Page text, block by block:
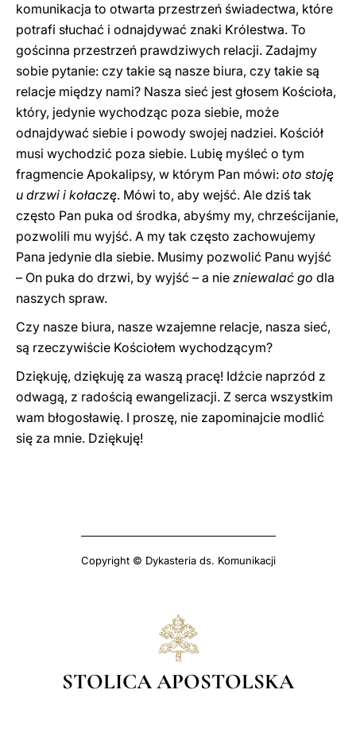
komunikacja to otwarta przestrzeń świadectwa, które
potrafi słuchać i odnajdywać znaki Królestwa. To
gościnna przestrzeń prawdziwych relacji. Zadajmy
sobie pytanie: czy takie są nasze biura, czy takie są
relacje między nami? Nasza sieć jest głosem Kościoła,
który, jedynie wychodząc poza siebie, może
odnajdywać siebie i powody swojej nadziei. Kościół
musi wychodzić poza siebie. Lubię myśleć o tym
fragmencie Apokalipsy, w którym Pan mówi: oto stoję
u drzwi i kołaczę. Mówi to, aby wejść. Ale dziś tak
często Pan puka od środka, abyśmy my, chrześcijanie,
pozwolili mu wyjść. A my tak często zachowujemy
Pana jedynie dla siebie. Musimy pozwolić Panu wyjść
– On puka do drzwi, by wyjść – a nie zniewalać go dla
naszych spraw.
Czy nasze biura, nasze wzajemne relacje, nasza sieć,
są rzeczywiście Kościołem wychodzącym?
Dziękuję, dziękuję za waszą pracę! Idźcie naprzód z
odwagą, z radością ewangelizacji. Z serca wszystkim
wam błogosławię. I proszę, nie zapominajcie modlić
się za mnie. Dziękuję!
Copyright © Dykasteria ds. Komunikacji
STOLICA APOSTOLSKA